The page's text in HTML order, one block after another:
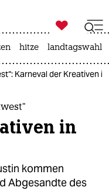

taz zahl ich
hitze landtagswahl
Karneval der Kreativen in
in
kommen
Abgesandte des